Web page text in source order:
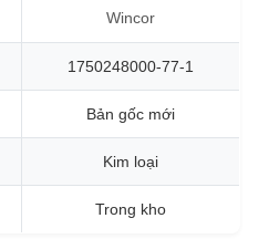
Wincor
1750248000-77-1
Bản gốc mới
Kim loại
Trong kho